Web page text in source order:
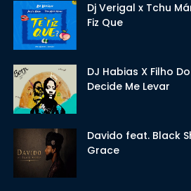
Dj Verigal x Tchu
Fiz Que
DJ Habias X Filho
Decide Me Levar
Davido feat. Black
Grace